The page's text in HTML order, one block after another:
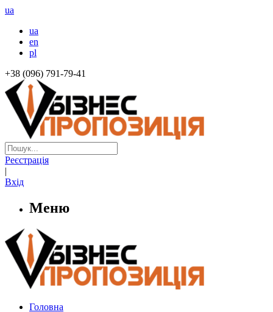
ua
ua
en
pl
+38 (096) 791-79-41
Реєстрація
|
Вхід
Меню
Головна